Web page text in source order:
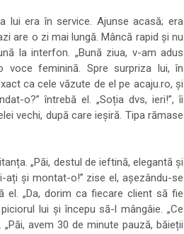
lui era în service. Ajunse acasă; era
are o zi mai lungă. Mâncă rapid și nu
la interfon. „Bună ziua, v-am adus
voce feminină. Spre surpriza lui, în
ca cele văzute de el pe acaju.ro, și
o?” întrebă el. „Soția dvs, ieri!”, îi
vechi, după care ieșiră. Tipa rămase
„Păi, destul de ieftină, elegantă și
și montat-o!” zise el, așezându-se
el. „Da, dorim ca fiecare client să fie
lui și începu să-l mângâie. „Ce
avem 30 de minute pauză, băieții